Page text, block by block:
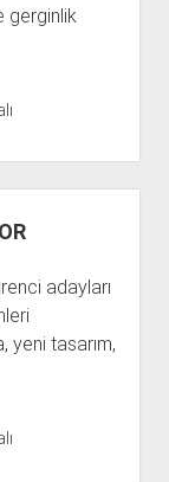
gerginlik
adayları
yeni tasarım,